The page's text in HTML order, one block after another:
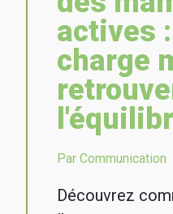
actives
charge
Par Communication
Découvrez